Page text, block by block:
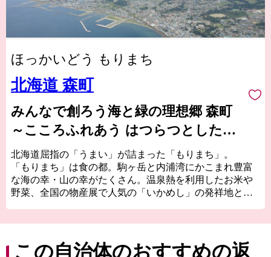
ほっかいどう もりまち
北海道 森町
みんなで創ろう海と緑の理想郷 森町
～こころふれあう はつらつとした爽
やかなまち～
北海道屈指の「うまい」が詰まった「もりまち」。
「もりまち」は食の都。駒ヶ岳と内浦湾にかこまれ豊富
な海の幸・山の幸がたくさん。温泉熱を利用したお米や
野菜、全国の物産展で人気の「いかめし」の発祥地とし
末、箱館戦争時に榎本武揚や土方歳三が上陸した地、北
この自治体のおすすめの返